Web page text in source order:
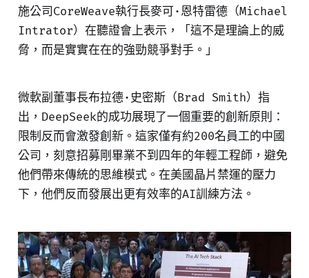
施公司CoreWeave執行長麥可·恩特雷德（Michael
Intrator）在聽證會上表示，「這不是理論上的威
脅，而是實實在在的強勁競爭對手。」
微軟副董事長布拉德·史密斯（Brad Smith）指
出，DeepSeek的成功展現了一個重要的創新原則：
限制反而會激發創新。這家僅有約200名員工的中國
公司，刻意招募剛畢業不到四年的年輕工程師，避免
他們帶來傳統的思維模式。在美國晶片禁運的壓力
下，他們反而發展出更有效率的AI訓練方法。